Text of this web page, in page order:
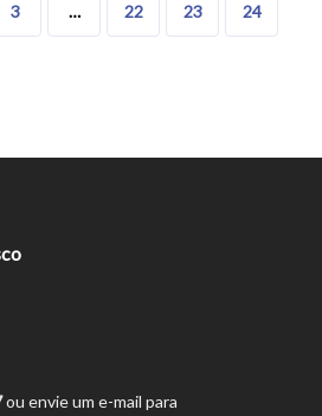
3 … 22 23 24
ou envie um e-mail para